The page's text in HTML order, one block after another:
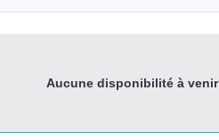
Aucune disponibilité à venir